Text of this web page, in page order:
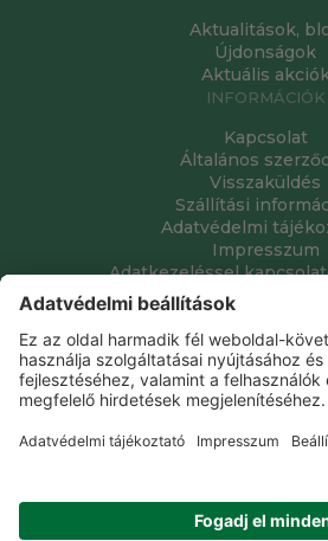
Aktualitások,
Újdonságok
Aktuális
INFORMÁCIÓK
Kapcsolat
Általános
Visszaküldés
Szállítási
Adatvédelmi
Impresszum
Adatkezeléssel